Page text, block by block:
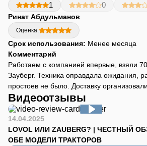
1
0
Ринат Абдульманов
Оценка:
Срок использования: Менее месяца
Комментарий
Работаем с компанией впервые, взяли
Зауберг. Техника оправдала ожидания,
простоев не было. Доставку
работы, трактор пришел четко в срок.
Видеоотзывы
14.04.2025
LOVOL ИЛИ ZAUBERG? | ЧЕСТНЫЙ
ОБЕ МОДЕЛИ ТРАКТОРОВ